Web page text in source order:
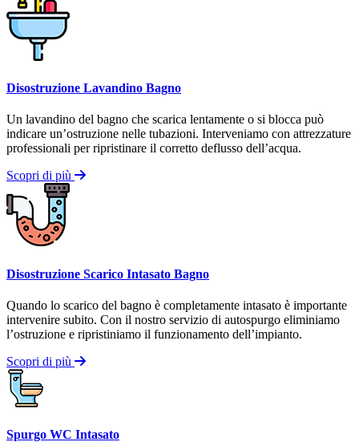
Disostruzione Lavandino Bagno
Un lavandino del bagno che scarica lentamente o si blocca può
indicare un’ostruzione nelle tubazioni. Interveniamo con attrezzature
professionali per ripristinare il corretto deflusso dell’acqua.
Scopri di più
Disostruzione Scarico Intasato Bagno
Quando lo scarico del bagno è completamente intasato è importante
intervenire subito. Con il nostro servizio di autospurgo eliminiamo
l’ostruzione e ripristiniamo il funzionamento dell’impianto.
Scopri di più
Spurgo WC Intasato